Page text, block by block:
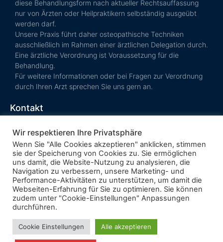
diese Behandlungsform nach aktueller Rechtsauffassung
nur von Ärzten oder Heilpraktikern selbständig ausgeübt
werden darf.
Unsere Praxis führt daher osteopathische Techniken
ausschließlich im Rahmen einer ärztlichen Delegation durch.
Eine ärztliche Verordnung ist Voraussetzung für die
Behandlung.
Für weitere Informationen oder bei Fragen zur Verordnung
durch Ihren Arzt sprechen Sie uns gern an.
Kontakt
Krankenkasse
AGB
Impressum
Mit ❤ in Kornwestheim und Umgebung (Stuttgart, Ludwigsburg,
Esslingen, Waiblingen, Leonberg, Filderstadt, Kitzingen, Backnang,
Kirchheim unter Teck) und Iserlohn, Märkischer Kreis, Hohenlimburg,
Wir respektieren Ihre Privatsphäre
Wenn Sie "Alle Cookies akzeptieren" anklicken, stimmen
sie der Speicherung von Cookies zu. Sie ermöglichen
uns damit, die Website-Nutzung zu analysieren, die
Navigation zu verbessern, unsere Marketing- und
Performance-Aktivitäten zu unterstützen, um damit die
Webseiten-Erfahrung für Sie zu optimieren. Sie können
zudem unter "Cookie-Einstellungen" Anpassungen
durchführen.
Cookie Einstellungen Alle akzeptieren